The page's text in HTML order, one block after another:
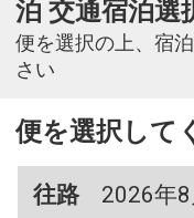
泊 交通宿泊選
便を選択の上、宿
さい
便を選択して
往路
2026年